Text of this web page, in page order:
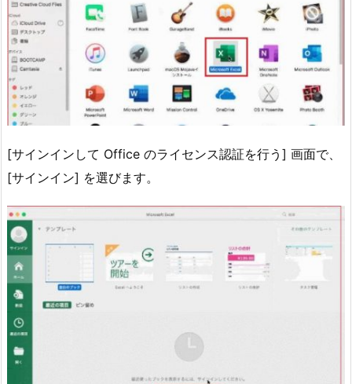
[サインインして Office のライセンス認証を行う] 画面で、
[サインイン] を選びます。